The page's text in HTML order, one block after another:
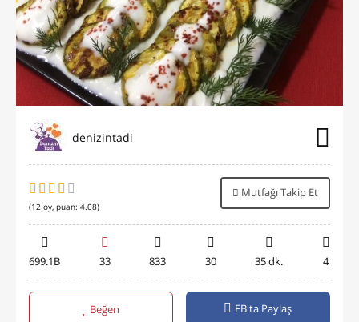
denizintadi
(12 oy, puan: 4.08)
Mutfağı Takip Et
699.1B 33 833 30 35 dk. 4
Beğen FB'ta Paylaş